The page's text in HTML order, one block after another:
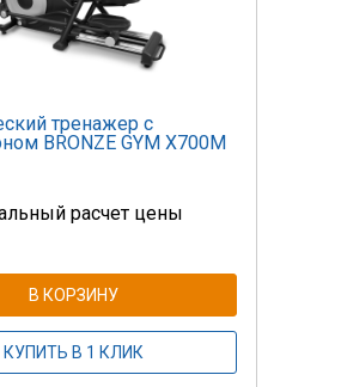
тренажер с
BRONZE GYM X700M
расчет цены
В КОРЗИНУ
КУПИТЬ В 1 КЛИК